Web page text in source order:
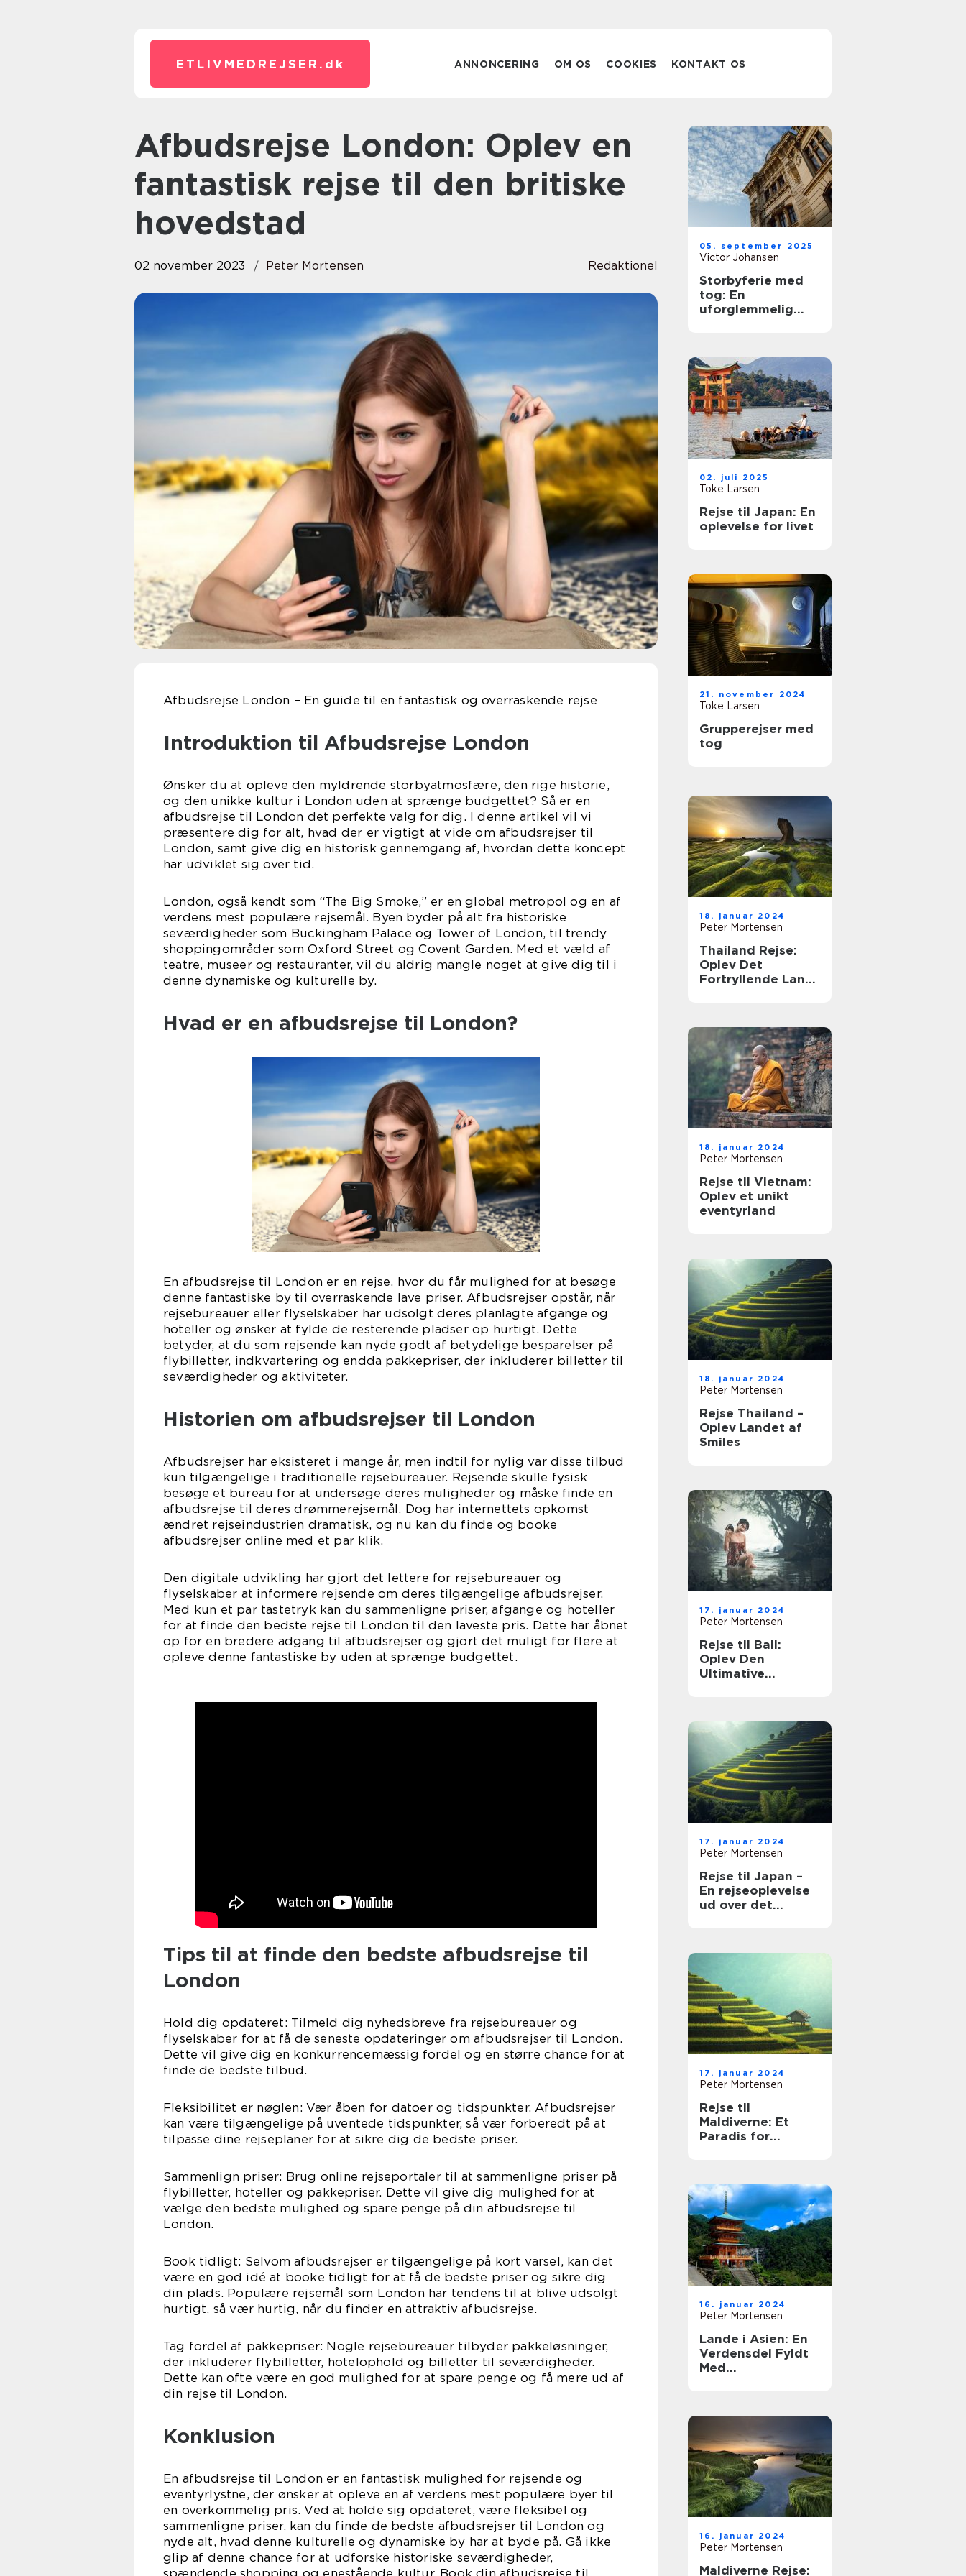
ETLIVMEDREJSER. dk ANNONCERING OM OS COOKIES KONTAKT OS
Afbudsrejse London: Oplev en
fantastisk rejse til den britiske
hovedstad
02 november 2023 Peter Mortensen Redaktionel
Afbudsrejse London – En guide til en fantastisk og overraskende rejse
Introduktion til Afbudsrejse London
Ønsker du at opleve den myldrende storbyatmosfære, den rige historie,
og den unikke kultur i London uden at sprænge budgettet? Så er en
afbudsrejse til London det perfekte valg for dig. I denne artikel vil vi
præsentere dig for alt, hvad der er vigtigt at vide om afbudsrejser til
London, samt give dig en historisk gennemgang af, hvordan dette koncept
har udviklet sig over tid.
London, også kendt som “The Big Smoke,” er en global metropol og en af
verdens mest populære rejsemål. Byen byder på alt fra historiske
seværdigheder som Buckingham Palace og Tower of London, til trendy
shoppingområder som Oxford Street og Covent Garden. Med et væld af
teatre, museer og restauranter, vil du aldrig mangle noget at give dig til i
denne dynamiske og kulturelle by.
Hvad er en afbudsrejse til London?
En afbudsrejse til London er en rejse, hvor du får mulighed for at besøge
denne fantastiske by til overraskende lave priser. Afbudsrejser opstår, når
rejsebureauer eller flyselskaber har udsolgt deres planlagte afgange og
hoteller og ønsker at fylde de resterende pladser op hurtigt. Dette
betyder, at du som rejsende kan nyde godt af betydelige besparelser på
flybilletter, indkvartering og endda pakkepriser, der inkluderer billetter til
seværdigheder og aktiviteter.
Historien om afbudsrejser til London
Afbudsrejser har eksisteret i mange år, men indtil for nylig var disse tilbud
kun tilgængelige i traditionelle rejsebureauer. Rejsende skulle fysisk
besøge et bureau for at undersøge deres muligheder og måske finde en
afbudsrejse til deres drømmerejsemål. Dog har internettets opkomst
ændret rejseindustrien dramatisk, og nu kan du finde og booke
afbudsrejser online med et par klik.
Den digitale udvikling har gjort det lettere for rejsebureauer og
flyselskaber at informere rejsende om deres tilgængelige afbudsrejser.
Med kun et par tastetryk kan du sammenligne priser, afgange og hoteller
for at finde den bedste rejse til London til den laveste pris. Dette har åbnet
op for en bredere adgang til afbudsrejser og gjort det muligt for flere at
opleve denne fantastiske by uden at sprænge budgettet.
Tips til at finde den bedste afbudsrejse til
London
Hold dig opdateret: Tilmeld dig nyhedsbreve fra rejsebureauer og
flyselskaber for at få de seneste opdateringer om afbudsrejser til London.
Dette vil give dig en konkurrencemæssig fordel og en større chance for at
finde de bedste tilbud.
Fleksibilitet er nøglen: Vær åben for datoer og tidspunkter. Afbudsrejser
kan være tilgængelige på uventede tidspunkter, så vær forberedt på at
tilpasse dine rejseplaner for at sikre dig de bedste priser.
Sammenlign priser: Brug online rejseportaler til at sammenligne priser på
flybilletter, hoteller og pakkepriser. Dette vil give dig mulighed for at
vælge den bedste mulighed og spare penge på din afbudsrejse til
London.
Book tidligt: Selvom afbudsrejser er tilgængelige på kort varsel, kan det
være en god idé at booke tidligt for at få de bedste priser og sikre dig
din plads. Populære rejsemål som London har tendens til at blive udsolgt
hurtigt, så vær hurtig, når du finder en attraktiv afbudsrejse.
Tag fordel af pakkepriser: Nogle rejsebureauer tilbyder pakkeløsninger,
der inkluderer flybilletter, hotelophold og billetter til seværdigheder.
Dette kan ofte være en god mulighed for at spare penge og få mere ud af
din rejse til London.
Konklusion
En afbudsrejse til London er en fantastisk mulighed for rejsende og
eventyrlystne, der ønsker at opleve en af verdens mest populære byer til
en overkommelig pris. Ved at holde sig opdateret, være fleksibel og
sammenligne priser, kan du finde de bedste afbudsrejser til London og
nyde alt, hvad denne kulturelle og dynamiske by har at byde på. Gå ikke
glip af denne chance for at udforske historiske seværdigheder,
spændende shopping og enestående kultur. Book din afbudsrejse til
05. september 2025
Victor Johansen
Storbyferie med
tog: En
uforglemmelig
02. juli 2025
Toke Larsen
Rejse til Japan: En
oplevelse for livet
21. november 2024
Toke Larsen
Grupperejser med
tog
18. januar 2024
Peter Mortensen
Thailand Rejse:
Oplev Det
Fortryllende Land
18. januar 2024
Peter Mortensen
Rejse til Vietnam:
Oplev et unikt
eventyrland
18. januar 2024
Peter Mortensen
Rejse Thailand –
Oplev Landet af
Smiles
17. januar 2024
Peter Mortensen
Rejse til Bali:
Oplev Den
Ultimative
17. januar 2024
Peter Mortensen
Rejse til Japan –
En rejseoplevelse
ud over det
17. januar 2024
Peter Mortensen
Rejse til
Maldiverne: Et
Paradis for
16. januar 2024
Peter Mortensen
Lande i Asien: En
Verdensdel Fyldt
Med
16. januar 2024
Peter Mortensen
Maldiverne Rejse: